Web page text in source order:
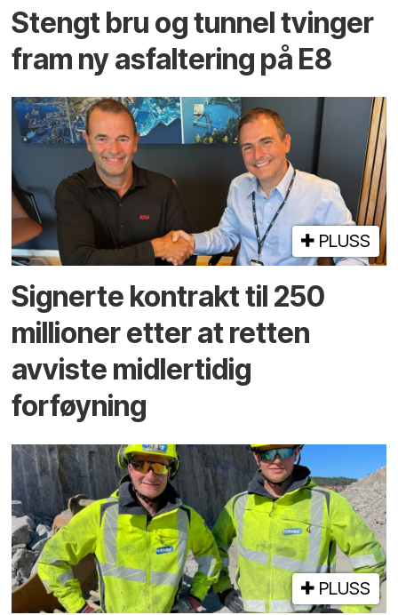
Stengt bru og tunnel tvinger
fram ny asfaltering på E8
PLUSS
Signerte kontrakt til 250
millioner etter at retten
avviste midlertidig
forføyning
PLUSS